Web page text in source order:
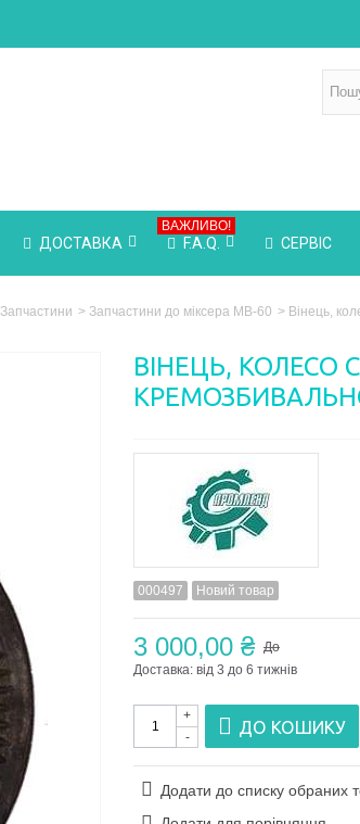
ДОСТАВКА F.A.Q.
ВАЖЛИВО!
СЕРВІС
Запчастини > Запчастини до міксера МВ-60 > Вінець,
ВІНЕЦЬ, КОЛЕСО
000497 Новий товар
3 000,00 ₴ До
Доставка: від 3 до 6 тижнів
-
+
ДО КОШИКУ
Додати до списку обраних